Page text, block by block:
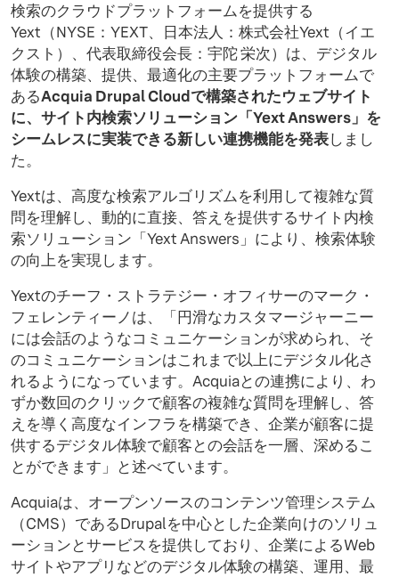
検索のクラウドプラットフォームを提供する
Yext（NYSE：YEXT、日本法人：株式会社Yext（イエ
クスト）、代表取締役会長：宇陀 栄次）は、デジタル
体験の構築、提供、最適化の主要プラットフォームで
あるAcquia Drupal Cloudで構築されたウェブサイト
に、サイト内検索ソリューション「Yext Answers」を
シームレスに実装できる新しい連携機能を発表しまし
た。
Yextは、高度な検索アルゴリズムを利用して複雑な質
問を理解し、動的に直接、答えを提供するサイト内検
索ソリューション「Yext Answers」により、検索体験
の向上を実現します。
Yextのチーフ・ストラテジー・オフィサーのマーク・
フェレンティーノは、「円滑なカスタマージャーニー
には会話のようなコミュニケーションが求められ、そ
のコミュニケーションはこれまで以上にデジタル化さ
れるようになっています。Acquiaとの連携により、わ
ずか数回のクリックで顧客の複雑な質問を理解し、答
えを導く高度なインフラを構築でき、企業が顧客に提
供するデジタル体験で顧客との会話を一層、深めるこ
とができます」と述べています。
Acquiaは、オープンソースのコンテンツ管理システム
（CMS）であるDrupalを中心とした企業向けのソリュ
ーションとサービスを提供しており、企業によるWeb
サイトやアプリなどのデジタル体験の構築、運用、最